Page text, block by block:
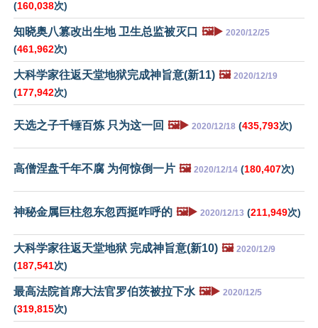
(160,038次)
知晓奥八篡改出生地 卫生总监被灭口 🖼️▶️ 2020/12/25
(461,962次)
大科学家往返天堂地狱完成神旨意(新11) 🖼️ 2020/12/19
(177,942次)
天选之子千锤百炼 只为这一回 🖼️▶️ 2020/12/18 (435,793次)
高僧涅盘千年不腐 为何惊倒一片 🖼️ 2020/12/14 (180,407次)
神秘金属巨柱忽东忽西挺咋呼的 🖼️▶️ 2020/12/13 (211,949次)
大科学家往返天堂地狱 完成神旨意(新10) 🖼️ 2020/12/9
(187,541次)
最高法院首席大法官罗伯茨被拉下水 🖼️▶️ 2020/12/5
(319,815次)